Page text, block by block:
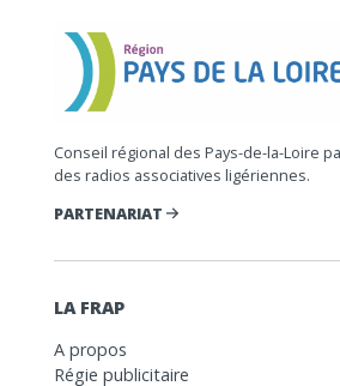
Conseil régional des Pays-de-la-Loire
des radios associatives ligériennes.
PARTENARIAT
LA FRAP
A propos
Régie publicitaire